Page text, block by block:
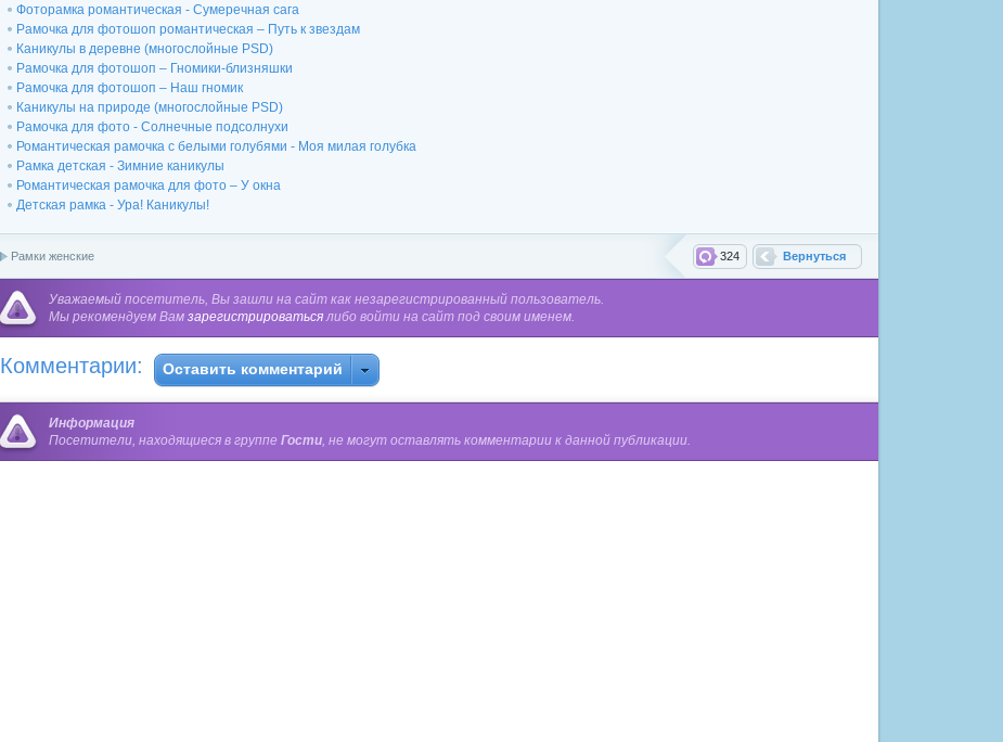
Фоторамка романтическая - Сумеречная сага
Рамочка для фотошоп романтическая – Путь к звездам
Каникулы в деревне (многослойные PSD)
Рамочка для фотошоп – Гномики-близняшки
Рамочка для фотошоп – Наш гномик
Каникулы на природе (многослойные PSD)
Рамочка для фото - Солнечные подсолнухи
Романтическая рамочка с белыми голубями - Моя милая голубка
Рамка детская - Зимние каникулы
Романтическая рамочка для фото – У окна
Детская рамка - Ура! Каникулы!
Вернуться
324
Рамки женские
Уважаемый посетитель, Вы зашли на сайт как незарегистрированный пользователь.
Мы рекомендуем Вам зарегистрироваться либо войти на сайт под своим именем.
Комментарии: Оставить комментарий
Информация
Посетители, находящиеся в группе Гости , не могут оставлять комментарии к данной публикации.